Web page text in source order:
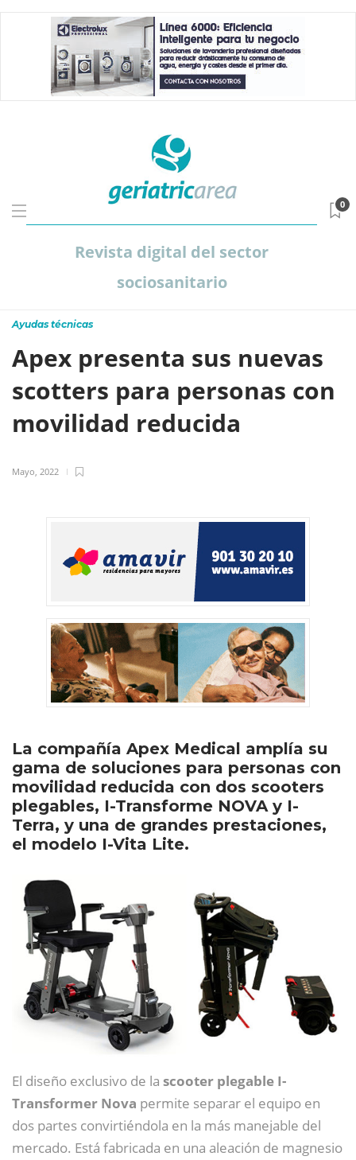
Revista digital del sector
sociosanitario
0
Ayudas técnicas
Apex presenta sus nuevas
scotters para personas con
movilidad reducida
Mayo, 2022
La compañía Apex Medical amplía su
gama de soluciones para personas con
movilidad reducida con dos scooters
plegables, I-Transforme NOVA y I-
Terra, y una de grandes prestaciones,
el modelo I-Vita Lite.
El diseño exclusivo de la scooter plegable I-
Transformer Nova permite separar el equipo en
dos partes convirtiéndola en la más manejable del
mercado. Está fabricada en una aleación de magnesio